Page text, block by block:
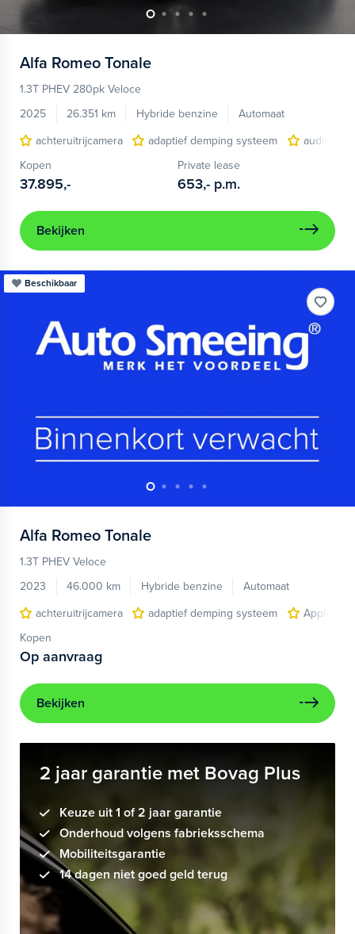
Alfa Romeo Tonale
1.3T PHEV 280pk Veloce
2025
26.351 km Hybride benzine
Automaat
achteruitrijcamera
adaptief demping systeem
audio
Kopen
37.895,-
Private lease
653,- p.m.
Bekijken
Beschikbaar
Alfa Romeo Tonale
1.3T PHEV Veloce
2023
46.000 km Hybride benzine
Automaat
achteruitrijcamera
adaptief demping systeem
Apple
Kopen
Op aanvraag
Bekijken
2 jaar garantie met Bovag Plus
Keuze uit 1 of 2 jaar garantie
Onderhoud volgens fabrieksschema
Mobiliteitsgarantie
14 dagen niet goed geld terug